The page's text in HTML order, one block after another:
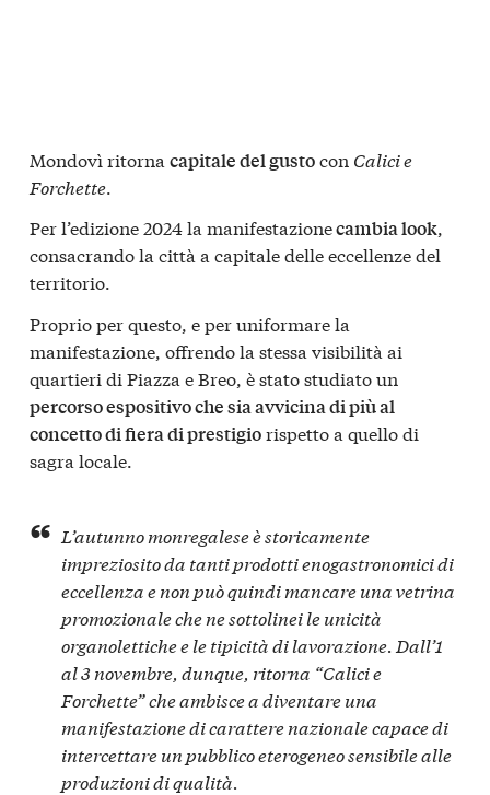
Mondovì ritorna capitale del gustocon Calici e
Forchette.
Per l’edizione 2024 la manifestazionecambia look,
consacrando la città a capitale delle eccellenze del
territorio.
Proprio per questo, e per uniformare la
manifestazione, offrendo la stessa visibilità ai
quartieri di Piazza e Breo, è stato studiato un
percorso espositivo che sia avvicina di più al
concetto di fiera di prestigiorispetto a quello di
sagra locale.
L’autunno monregalese è storicamente
impreziosito da tanti prodotti enogastronomici di
eccellenza e non può quindi mancare una vetrina
promozionale che ne sottolinei le unicità
organolettiche e le tipicità di lavorazione. Dall’1
al 3 novembre, dunque, ritorna “Calici e
Forchette” che ambisce a diventare una
manifestazione di carattere nazionale capace di
intercettare un pubblico eterogeneo sensibile alle
produzioni di qualità.